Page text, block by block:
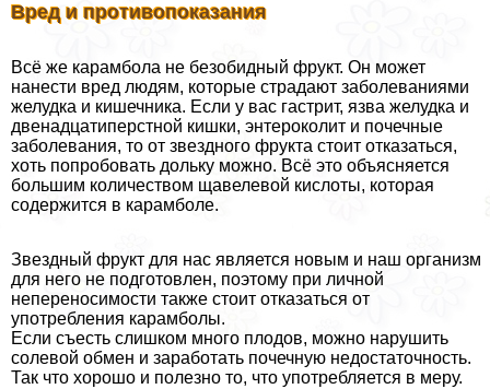
Вред и противопоказания
Всё же карамбола не безобидный фрукт. Он может
нанести вред людям, которые страдают заболеваниями
желудка и кишечника. Если у вас гастрит, язва желудка и
двенадцатиперстной кишки, энтероколит и почечные
заболевания, то от звездного фрукта стоит отказаться,
хоть попробовать дольку можно. Всё это объясняется
большим количеством щавелевой кислоты, которая
содержится в карамболе.
Звездный фрукт для нас является новым и наш организм
для него не подготовлен, поэтому при личной
непереносимости также стоит отказаться от
употрeбления карамболы.
Если съесть слишком много плодов, можно нарушить
солевой обмен и заработать почечную недостаточность.
Так что хорошо и полезно то, что употрeбляется в меру.